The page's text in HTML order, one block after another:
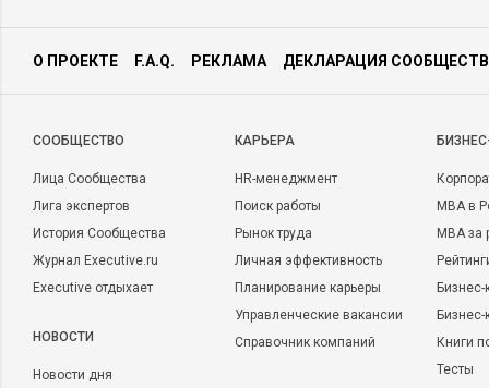
О ПРОЕКТЕ F.A.Q. РЕКЛАМА ДЕКЛАРАЦИЯ
CООБЩЕСТВО
Лица Сообщества
Лига экспертов
История Сообщества
Журнал Executive.ru
Executive отдыхает
НОВОСТИ
Новости дня
КАРЬЕРА
HR-менеджмент
Поиск работы
Рынок труда
Личная эффективность
Планирование карьеры
Управленческие вакансии
Справочник компаний
MBA в
MBA
Бизнес-
Книги
Тесты